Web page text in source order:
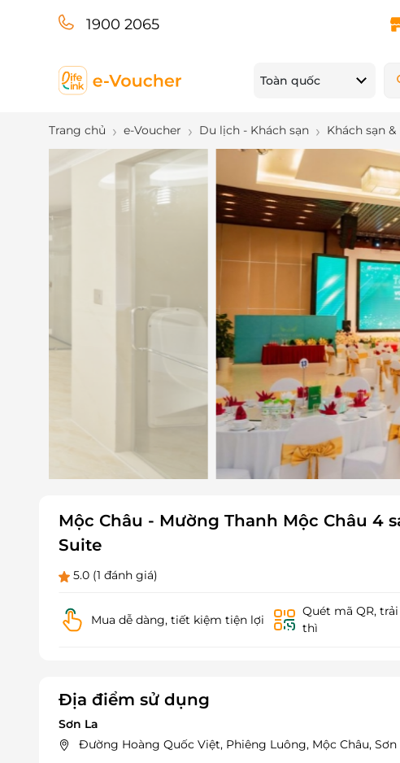
1900 2065
Toàn quốc
Trang chủ e-Voucher Du lịch - Khách sạn Khách sạn &
Mộc Châu - Mường Thanh Mộc Châu 4
Suite
5.0 (1 đánh giá)
Mua dễ dàng, tiết kiệm tiện lợi
Quét mã QR,
thì
Địa điểm sử dụng
Sơn La
Đường Hoàng Quốc Việt, Phiêng Luông, Mộc Châu, Sơn